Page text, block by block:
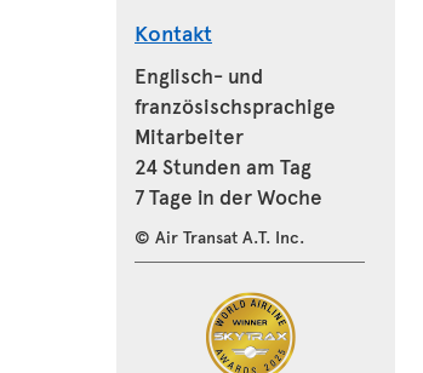
Kontakt
Englisch- und
französischsprachige
Mitarbeiter
24 Stunden am Tag
7 Tage in der Woche
© Air Transat A.T. Inc.